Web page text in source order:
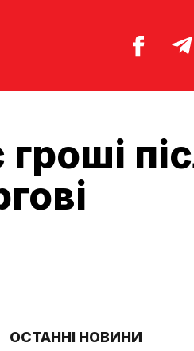
ОСТАННІ НОВИНИ